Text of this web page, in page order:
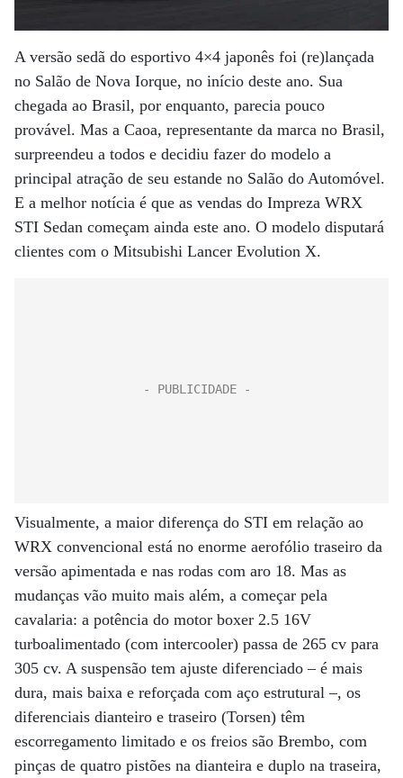
A versão sedã do esportivo 4×4 japonês foi (re)lançada
no Salão de Nova Iorque, no início deste ano. Sua
chegada ao Brasil, por enquanto, parecia pouco
provável. Mas a Caoa, representante da marca no Brasil,
surpreendeu a todos e decidiu fazer do modelo a
principal atração de seu estande no Salão do Automóvel.
E a melhor notícia é que as vendas do Impreza WRX
STI Sedan começam ainda este ano. O modelo disputará
clientes com o Mitsubishi Lancer Evolution X.
Visualmente, a maior diferença do STI em relação ao
WRX convencional está no enorme aerofólio traseiro da
versão apimentada e nas rodas com aro 18. Mas as
mudanças vão muito mais além, a começar pela
cavalaria: a potência do motor boxer 2.5 16V
turboalimentado (com intercooler) passa de 265 cv para
305 cv. A suspensão tem ajuste diferenciado – é mais
dura, mais baixa e reforçada com aço estrutural –, os
diferenciais dianteiro e traseiro (Torsen) têm
escorregamento limitado e os freios são Brembo, com
pinças de quatro pistões na dianteira e duplo na traseira,